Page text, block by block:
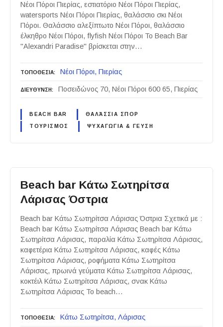
Νέοι Πόροι Πιερίας, εστιατόριο Νέοι Πόροι Πιερίας,
watersports Νέοι Πόροι Πιερίας, θαλάσσιο σκι Νέοι
Πόροι. Θαλάσσιο αλεξίπτωτο Νέοι Πόροι, θαλάσσιο
έλκηθρο Νέοι Πόροι, flyfish Νέοι Πόροι Το Beach Bar
"Alexandri Paradise" βρίσκεται στην…
ΤΟΠΟΘΕΣΙΑ Νέοι Πόροι Πιερίας
ΔΙΕΥΘΥΝΣΗ Ποσειδώνος 70, Νέοι Πόροι 600 65, Πιερίας
BEACH BAR ΘΑΛΆΣΣΙΑ ΣΠΟΡ
ΤΟΥΡΙΣΜΟΣ ΨΥΧΑΓΩΓΙΑ & ΓΕΥΣΗ
Beach bar Κάτω Σωτηρίτσα
Λάρισας Όστρια
Beach bar Κάτω Σωτηρίτσα Λάρισας Όστρια Σχετικά με :
Beach bar Κάτω Σωτηρίτσα Λάρισας Beach bar Κάτω
Σωτηρίτσα Λάρισας, παραλία Κάτω Σωτηρίτσα Λάρισας,
καφετέρια Κάτω Σωτηρίτσα Λάρισας, καφές Κάτω
Σωτηρίτσα Λάρισας, ροφήματα Κάτω Σωτηρίτσα
Λάρισας, πρωινά γεύματα Κάτω Σωτηρίτσα Λάρισας,
κοκτέιλ Κάτω Σωτηρίτσα Λάρισας, σνακ Κάτω
Σωτηρίτσα Λάρισας Το beach…
ΤΟΠΟΘΕΣΙΑ Κάτω Σωτηρίτσα Λάρισας